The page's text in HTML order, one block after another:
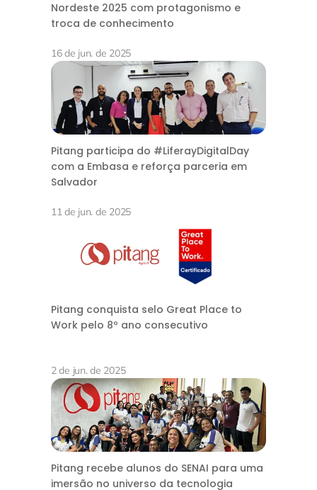
Nordeste 2025 com protagonismo e
troca de conhecimento
16 de jun. de 2025
Pitang participa do #LiferayDigitalDay
com a Embasa e reforça parceria em
Salvador
11 de jun. de 2025
Pitang conquista selo Great Place to
Work pelo 8º ano consecutivo
2 de jun. de 2025
Pitang recebe alunos do SENAI para uma
imersão no universo da tecnologia